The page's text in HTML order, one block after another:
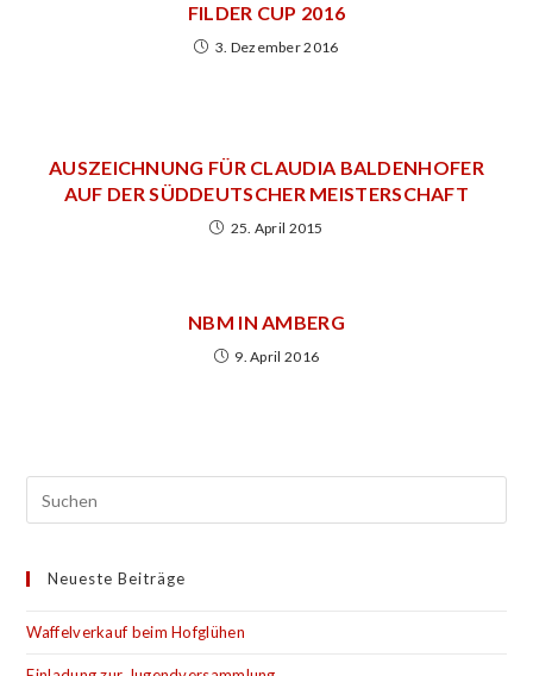
FILDER CUP 2016
3. Dezember 2016
AUSZEICHNUNG FÜR CLAUDIA BALDENHOFER
AUF DER SÜDDEUTSCHER MEISTERSCHAFT
25. April 2015
NBM IN AMBERG
9. April 2016
Neueste Beiträge
Waffelverkauf beim Hofglühen